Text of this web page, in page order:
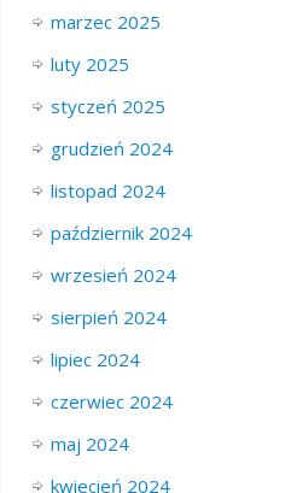
marzec 2025
luty 2025
styczeń 2025
grudzień 2024
listopad 2024
październik 2024
wrzesień 2024
sierpień 2024
lipiec 2024
czerwiec 2024
maj 2024
kwiecień 2024